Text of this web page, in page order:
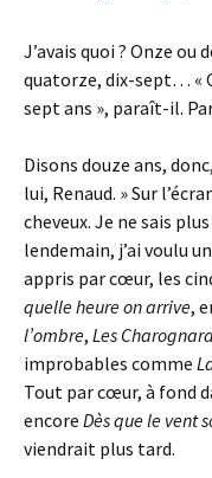
J’avais quoi ? Onze ou
quatorze, dix-sept… «
sept ans », paraît-il.
Disons douze ans,
lui, Renaud. » Sur
cheveux. Je ne sais
lendemain, j’ai voulu
appris par cœur, les
quelle heure on arrive,
l’ombre, Les
improbables comme
Tout par cœur, à fond
encore Dès que le vent
viendrait plus tard.